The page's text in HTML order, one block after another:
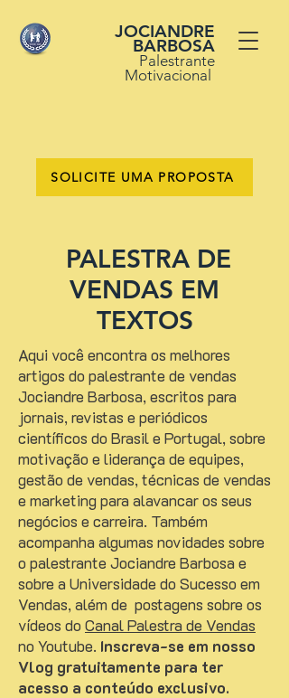
JOCIANDRE
BARBOSA
Palestrante
Motivacional
SOLICITE UMA PROPOSTA
PALESTRA DE
VENDAS EM
TEXTOS
Aqui você encontra os melhores
artigos do palestrante de vendas
Jociandre Barbosa, escritos para
jornais, revistas e periódicos
científicos do Brasil e Portugal, sobre
motivação e liderança de equipes,
gestão de vendas, técnicas de vendas
e marketing para alavancar os seus
negócios e carreira. Também
acompanha algumas novidades sobre
o palestrante Jociandre Barbosa e
sobre a Universidade do Sucesso em
Vendas, além de postagens sobre os
vídeos do Canal Palestra de Vendas
no Youtube. Inscreva-se em nosso
Vlog gratuitamente para ter
acesso a conteúdo exclusivo.